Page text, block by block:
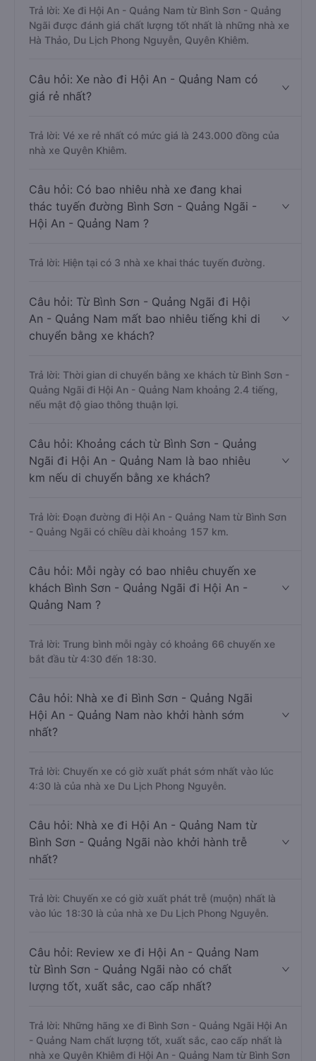
Trả lời: Xe đi Hội An - Quảng Nam từ Bình Sơn - Quảng
Ngãi được đánh giá chất lượng tốt nhất là những nhà xe
Hà Thảo, Du Lịch Phong Nguyễn, Quyên Khiêm.
Câu hỏi: Xe nào đi Hội An - Quảng Nam có
giá rẻ nhất?
Trả lời: Vé xe rẻ nhất có mức giá là 243.000 đồng của
nhà xe Quyên Khiêm.
Câu hỏi: Có bao nhiêu nhà xe đang khai
thác tuyến đường Bình Sơn - Quảng Ngãi -
Hội An - Quảng Nam ?
Trả lời: Hiện tại có 3 nhà xe khai thác tuyến đường.
Câu hỏi: Từ Bình Sơn - Quảng Ngãi đi Hội
An - Quảng Nam mất bao nhiêu tiếng khi di
chuyển bằng xe khách?
Trả lời: Thời gian di chuyển bằng xe khách từ Bình Sơn -
Quảng Ngãi đi Hội An - Quảng Nam khoảng 2.4 tiếng,
nếu mật độ giao thông thuận lợi.
Câu hỏi: Khoảng cách từ Bình Sơn - Quảng
Ngãi đi Hội An - Quảng Nam là bao nhiêu
km nếu di chuyển bằng xe khách?
Trả lời: Đoạn đường đi Hội An - Quảng Nam từ Bình Sơn
- Quảng Ngãi có chiều dài khoảng 157 km.
Câu hỏi: Mỗi ngày có bao nhiêu chuyến xe
khách Bình Sơn - Quảng Ngãi đi Hội An -
Quảng Nam ?
Trả lời: Trung bình mỗi ngày có khoảng 66 chuyến xe
bắt đầu từ 4:30 đến 18:30.
Câu hỏi: Nhà xe đi Bình Sơn - Quảng Ngãi
Hội An - Quảng Nam nào khởi hành sớm
nhất?
Trả lời: Chuyến xe có giờ xuất phát sớm nhất vào lúc
4:30 là của nhà xe Du Lịch Phong Nguyễn.
Câu hỏi: Nhà xe đi Hội An - Quảng Nam từ
Bình Sơn - Quảng Ngãi nào khởi hành trễ
nhất?
Trả lời: Chuyến xe có giờ xuất phát trễ (muộn) nhất là
vào lúc 18:30 là của nhà xe Du Lịch Phong Nguyễn.
Câu hỏi: Review xe đi Hội An - Quảng Nam
từ Bình Sơn - Quảng Ngãi nào có chất
lượng tốt, xuất sắc, cao cấp nhất?
Trả lời: Những hãng xe đi Bình Sơn - Quảng Ngãi Hội An
- Quảng Nam chất lượng tốt, xuất sắc, cao cấp nhất là
nhà xe Quyên Khiêm đi Hội An - Quảng Nam từ Bình Sơn